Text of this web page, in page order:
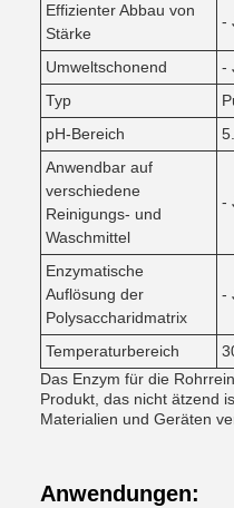
Effizienter Abbau von
Stärke
-
Umweltschonend
-
Typ
pH-Bereich
Anwendbar auf
verschiedene
Reinigungs- und
Waschmittel
-
Enzymatische
Auflösung der
Polysaccharidmatrix
-
Temperaturbereich
Das Enzym für die
Produkt, das nicht ätzend
Materialien und Geräten
Anwendungen: